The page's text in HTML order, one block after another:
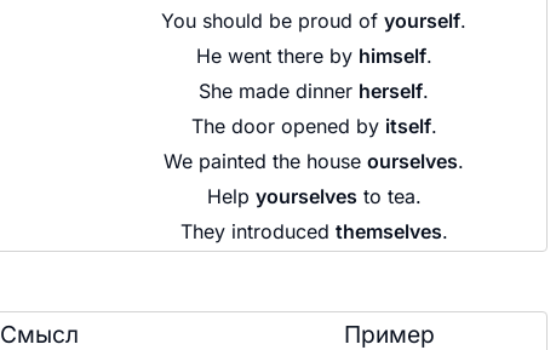
You should be proud of yourself.
He went there by himself.
She made dinner herself.
The door opened by itself.
We painted the house ourselves.
Help yourselves to tea.
They introduced themselves.
Смысл Пример